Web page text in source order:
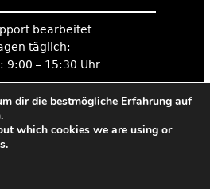
bearbeitet
täglich:
9:00 – 15:30 Uhr
Hilfecenter
dir die bestmögliche Erfahrung auf
which cookies we are using or
.